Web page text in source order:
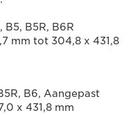
B5, B5R, B6R
mm tot 304,8 x 431,8
B6, Aangepast
x 431,8 mm